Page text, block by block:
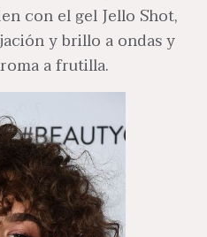
con el gel Jello Shot,
y brillo a ondas y
a frutilla.